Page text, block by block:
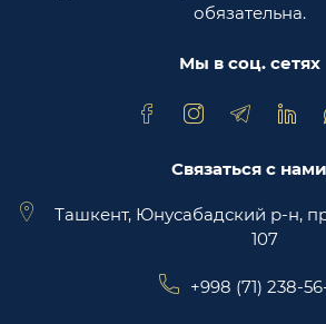
торговая площадка Trade
обязательна.
Мы в соц. сетях
Связаться с нами
Ташкент, Юнусабадский р-н,
107
+998 (71) 238-56-